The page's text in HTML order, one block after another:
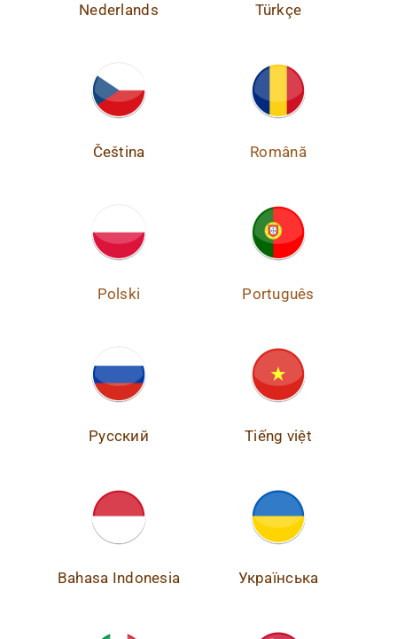
Nederlands Türkçe
Čeština Română
Polski Português
Русский Tiếng việt
Bahasa Indonesia Українська